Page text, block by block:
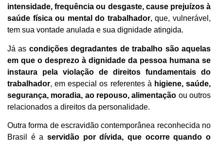
intensidade, frequência ou desgaste, cause prejuízos à
saúde física ou mental do trabalhador, que, vulnerável,
tem sua vontade anulada e sua dignidade atingida.
Já as condições degradantes de trabalho são aquelas
em que o desprezo à dignidade da pessoa humana se
instaura pela violação de direitos fundamentais do
trabalhador, em especial os referentes à higiene, saúde,
segurança, moradia, ao repouso, alimentação ou outros
relacionados a direitos da personalidade.
Outra forma de escravidão contemporânea reconhecida no
Brasil é a servidão por dívida, que ocorre quando o